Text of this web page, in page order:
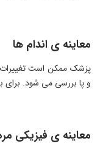
معاینه ی اندام ها
پزشک ممکن است
و پا بررسی می شود. برای
معاینه ی فیزیکی